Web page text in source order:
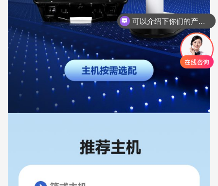
你们是怎么收费的呢？